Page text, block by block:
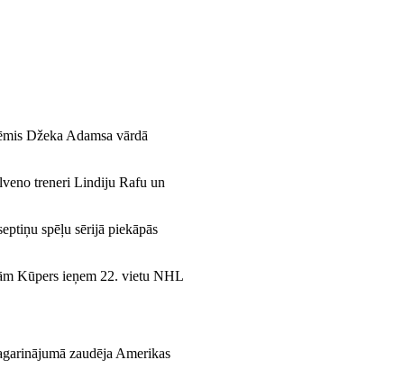
Džeka Adamsa vārdā
treneri Lindiju Rafu un
spēļu sērijā piekāpās
Kūpers ieņem 22. vietu NHL
zaudēja Amerikas